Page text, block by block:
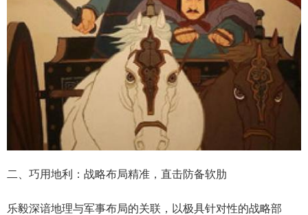
二、巧用地利：战略布局精准，直击防备软肋
乐毅深谙地理与军事布局的关联，以极具针对性的战略部